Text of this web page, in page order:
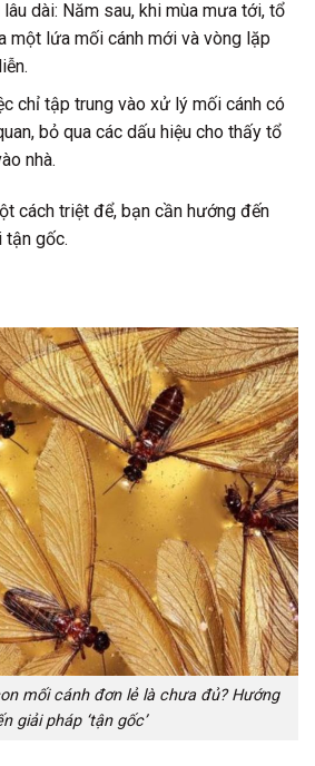
dài: Năm sau, khi mùa mưa tới, tổ
một lứa mối cánh mới và vòng lặp
chỉ tập trung vào xử lý mối cánh có
bỏ qua các dấu hiệu cho thấy tổ
nhà.
cách triệt để, bạn cần hướng đến
tận gốc.
mối cánh đơn lẻ là chưa đủ? Hướng
giải pháp ‘tận gốc’